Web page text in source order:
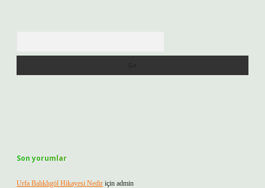
Son yorumlar
Urfa Balıklıgöl Hikayesi Nedir için admin